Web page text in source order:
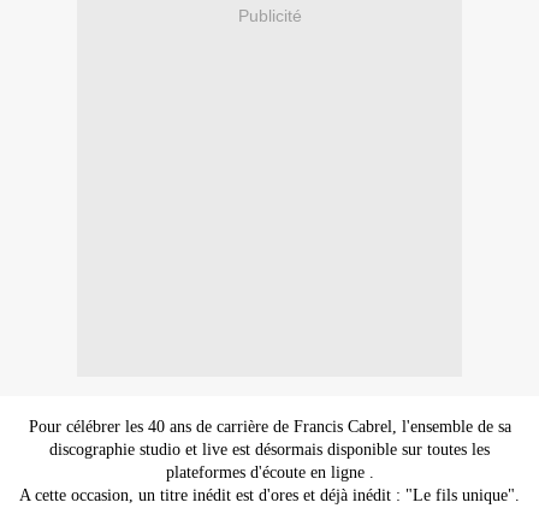
Publicité
Pour célébrer les 40 ans de carrière de Francis Cabrel, l'ensemble de sa
discographie studio et live est désormais disponible sur toutes les
plateformes d'écoute en ligne .
A cette occasion, un titre inédit est d'ores et déjà inédit : "Le fils unique".